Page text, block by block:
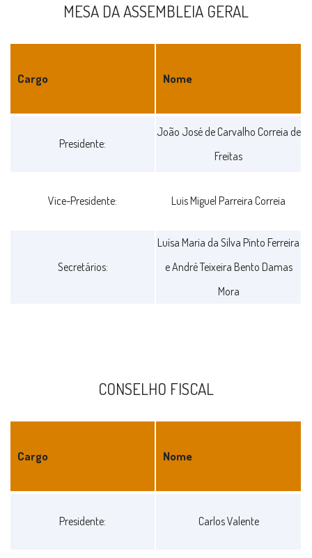
MESA DA ASSEMBLEIA GERAL
Cargo Nome
Presidente:
João José de Carvalho Correia de
Freitas
Vice-Presidente: Luis Miguel Parreira Correia
Secretários:
Luísa Maria da Silva Pinto Ferreira
e André Teixeira Bento Damas
Mora
CONSELHO FISCAL
Cargo Nome
Presidente: Carlos Valente